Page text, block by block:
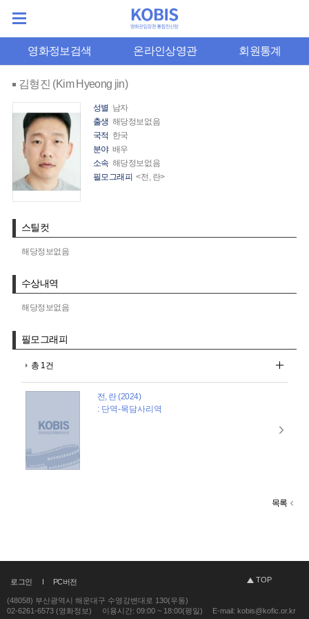
영화정보검색 온라인상영관 회원통계
김형진 (Kim Hyeong jin)
성별 남자
출생 해당정보없음
국적 한국
분야 배우
소속 해당정보없음
필모그래피 <전, 란>
스틸컷
해당정보없음
수상내역
해당정보없음
필모그래피
총 1건
전, 란 (2024)
: 단역-목담사리역
목록
로그인 PC버전 TOP
(48058) 부산광역시 해운대구 수영강변대로 130(우동)
02-6261-6573 (영화정보)
이용시간: 09:00 ~ 18:00(평일) E-mail: kobis@kofic.or.kr